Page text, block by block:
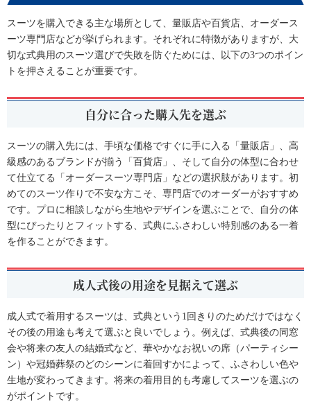
スーツを購入できる主な場所として、量販店や百貨店、オーダース
ーツ専門店などが挙げられます。それぞれに特徴がありますが、大
切な式典用のスーツ選びで失敗を防ぐためには、以下の3つのポイン
トを押さえることが重要です。
自分に合った購入先を選ぶ
スーツの購入先には、手頃な価格ですぐに手に入る「量販店」、高
級感のあるブランドが揃う「百貨店」、そして自分の体型に合わせ
て仕立てる「オーダースーツ専門店」などの選択肢があります。初
めてのスーツ作りで不安な方こそ、専門店でのオーダーがおすすめ
です。プロに相談しながら生地やデザインを選ぶことで、自分の体
型にぴったりとフィットする、式典にふさわしい特別感のある一着
を作ることができます。
成人式後の用途を見据えて選ぶ
成人式で着用するスーツは、式典という1回きりのためだけではなく
その後の用途も考えて選ぶと良いでしょう。例えば、式典後の同窓
会や将来の友人の結婚式など、華やかなお祝いの席（パーティシー
ン）や冠婚葬祭のどのシーンに着回すかによって、ふさわしい色や
生地が変わってきます。将来の着用目的も考慮してスーツを選ぶの
がポイントです。